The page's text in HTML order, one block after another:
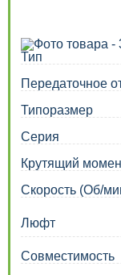
Тип
Передаточное
Типоразмер
Серия
Крутящий
Скорость (Об/
Люфт
Совместимость